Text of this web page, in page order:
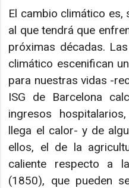
El cambio climático es,
al que tendrá que
próximas décadas.
climático escenifican
para nuestras vidas -
ISG de Barcelona
ingresos
llega el calor- y de
ellos, el de la
caliente respecto a
(1850), que pueden